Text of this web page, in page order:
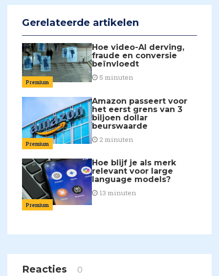
Gerelateerde artikelen
Premium
Hoe video-AI derving,
fraude en conversie
beïnvloedt
5 minuten
Premium
Amazon passeert voor
het eerst grens van 3
biljoen dollar
beurswaarde
2 minuten
Premium
Hoe blijf je als merk
relevant voor large
language models?
13 minuten
Reacties 0